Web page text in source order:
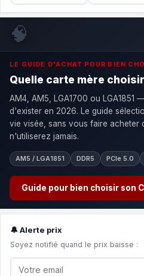
🧠
LE GUIDE D'ACHAT POUR BIEN
Quelle carte mère
AM4, AM5, LGA1700 ou
d'exister en 2026. Le guide
vie visée, sans vous faire acheter
n'utiliserez jamais.
AM5 / LGA1851 DDR5 PCIe 5.0
Guide pour bien choisir son
🔔 Alerte prix
Soyez notifié quand le prix baisse :